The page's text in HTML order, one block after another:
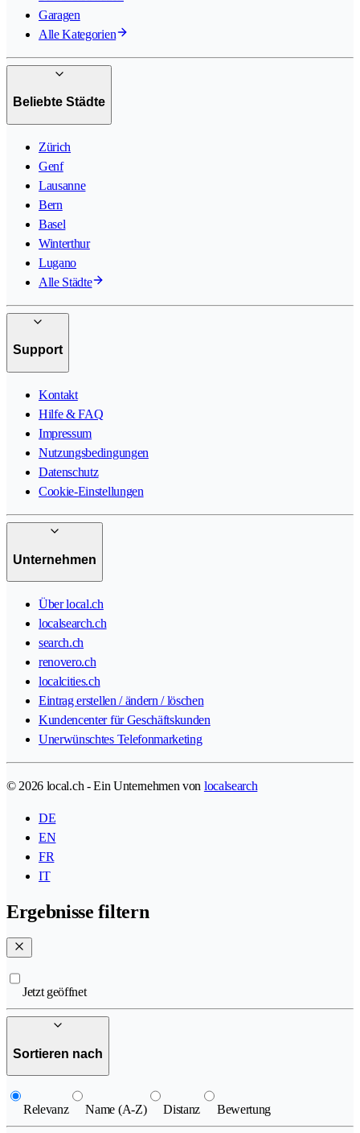
Garagen
Alle Kategorien
Beliebte Städte
Zürich
Genf
Lausanne
Bern
Basel
Winterthur
Lugano
Alle Städte
Support
Kontakt
Hilfe & FAQ
Impressum
Nutzungsbedingungen
Datenschutz
Cookie-Einstellungen
Unternehmen
Über local.ch
localsearch.ch
search.ch
renovero.ch
localcities.ch
Eintrag erstellen / ändern / löschen
Kundencenter für Geschäftskunden
Unerwünschtes Telefonmarketing
© 2026 local.ch - Ein Unternehmen von localsearch
DE
EN
FR
IT
Ergebnisse filtern
Jetzt geöffnet
Sortieren nach
Relevanz Name (A-Z) Distanz Bewertung